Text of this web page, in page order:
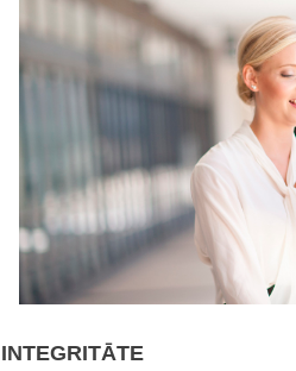
INTEGRITĀTE